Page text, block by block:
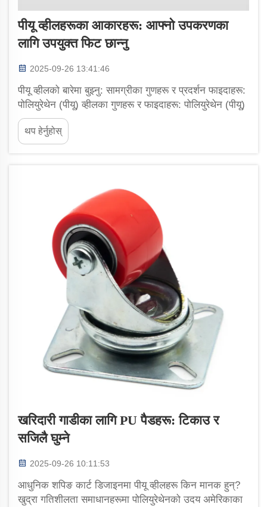
पीयू व्हीलहरूका आकारहरू: आफ्नो उपकरणका
लागि उपयुक्त फिट छान्नु
2025-09-26 13:41:46
पीयू व्हीलको बारेमा बुझ्नु: सामग्रीका गुणहरू र प्रदर्शन फाइदाहरू:
पोलियुरेथेन (पीयू) व्हीलका गुणहरू र फाइदाहरू: पोलियुरेथेन (पीयू)
व्हीलहरूले रबरको लचकता र प्लास्टिकको संरचनात्मक शक्तिलाई
एकैसाथ जोड्छन्, जसले यिनीहरूलाई औद्योगिक ...
थप हेर्नुहोस्
खरिदारी गाडीका लागि PU पैडहरू: टिकाउ र
सजिलै घुम्ने
2025-09-26 10:11:53
आधुनिक शपिङ कार्ट डिजाइनमा पीयू व्हीलहरू किन मानक हुन्?
खुद्रा गतिशीलता समाधानहरूमा पोलियुरेथेनको उदय अमेरिकाका